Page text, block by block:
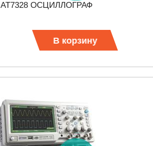
AT7328 ОСЦИЛЛОГРАФ
В корзину